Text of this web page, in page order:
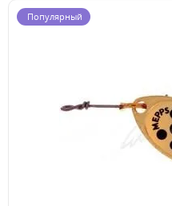
Популярный